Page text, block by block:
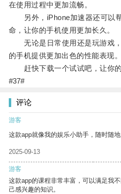
在使用过程中更加流畅。
另外，iPhone加速器还可以
命，让你的手机使用更加长久。
无论是日常使用还是玩游戏，
的手机提供更加出色的性能表现。
赶快下载一个试试吧，让你的
#37#
评论
游客
这款app就像我的娱乐小助手，随时随地
2025-09-13
游客
这款app的课程非常丰富，可以满足我
己感兴趣的知识。